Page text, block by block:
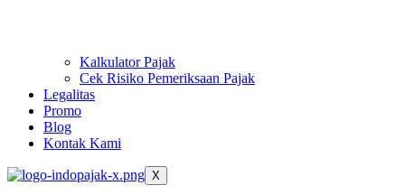
Kalkulator Pajak
Cek Risiko Pemeriksaan Pajak
Legalitas
Promo
Blog
Kontak Kami
X